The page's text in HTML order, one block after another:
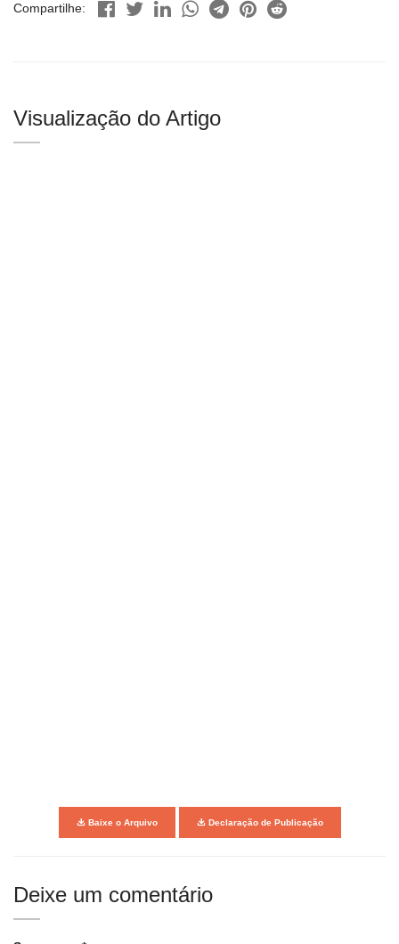
Compartilhe:
Visualização do Artigo
Baixe o Arquivo Declaração de Publicação
Deixe um comentário